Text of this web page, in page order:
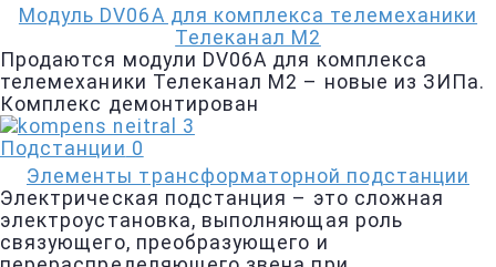
Модуль DV06A для комплекса телемеханики
Телеканал М2
Продаются модули DV06A для комплекса
телемеханики Телеканал М2 – новые из ЗИПа.
Комплекс демонтирован
Подстанции 0
Элементы трансформаторной подстанции
Электрическая подстанция – это сложная
электроустановка, выполняющая роль
связующего, преобразующего и